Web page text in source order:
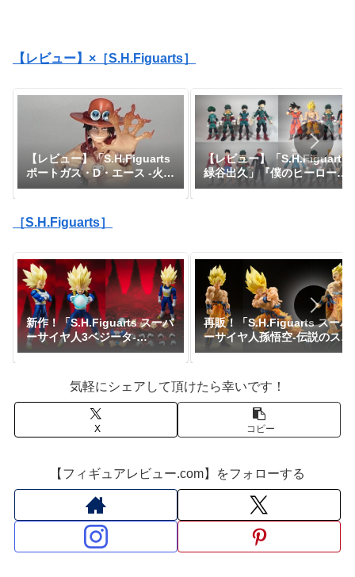
【レビュー】×［S.H.Figuarts］
【レビュー】「S.H.Figuarts
ポートガス・D・エース -火
拳-」『ワンピース』
【レビュー】「S.H.Figuarts
緑谷出久」『僕のヒーローア
カデミア』
［S.H.Figuarts］
新作！「S.H.Figuarts スーパ
ーサイヤ人3ベジータ-
DAIMA-」がプレミアムバン
ボールDAIMA』｜定価8,800
円｜発売日2027年1月予定
再販！「S.H.Figuarts スーパ
ーサイヤ人孫悟空-伝説のスー
パーサイヤ人-」が一般販売で
売日2026年3月予定『ドラゴ
ンボールZ』
気軽にシェアして頂けたら幸いです！
X コピー
【フィギュアレビュー.com】をフォローする